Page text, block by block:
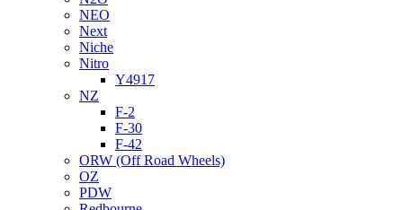
NEO
Next
Niche
Nitro
Y4917
NZ
F-2
F-30
F-42
ORW (Off Road Wheels)
OZ
PDW